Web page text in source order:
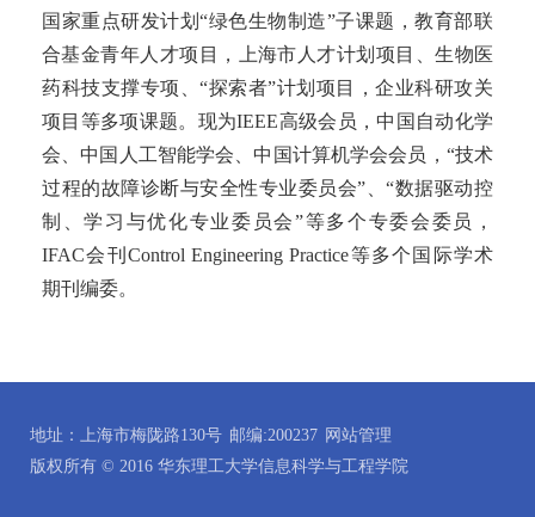
国家重点研发计划“绿色生物制造”子课题，教育部联
合基金青年人才项目，上海市人才计划项目、生物医
药科技支撑专项、“探索者”计划项目，企业科研攻关
项目等多项课题。现为IEEE高级会员，中国自动化学
会、中国人工智能学会、中国计算机学会会员，“技术
过程的故障诊断与安全性专业委员会”、“数据驱动控
制、学习与优化专业委员会”等多个专委会委员，
IFAC会刊Control Engineering Practice等多个国际学术
期刊编委。
地址：上海市梅陇路130号 邮编:200237 网站管理
版权所有 © 2016 华东理工大学信息科学与工程学院